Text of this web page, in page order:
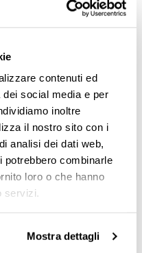
contenuti ed
social media e per
inoltre
il nostro sito con i
analisi dei dati web,
potrebbero combinarle
loro o che hanno
servizi.
Mostra dettagli
“proporre”. La
nuovi manager è
di un futuro
del fare
ai tempi
ènecessario
professionista e
affermare di
necessario per
della crescita